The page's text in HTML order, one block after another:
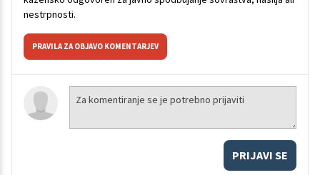
nestrpnosti.
PRAVILA ZA OBJAVO KOMENTARJEV
PRIJAVI SE